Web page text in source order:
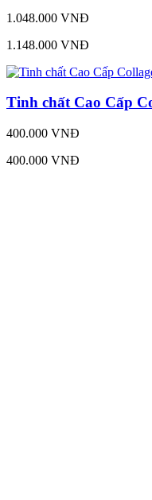
1.048.000 VNĐ
1.148.000 VNĐ
Tinh chất Cao Cấp
400.000 VNĐ
400.000 VNĐ